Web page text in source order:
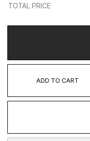
TOTAL PRICE
ADD TO CART